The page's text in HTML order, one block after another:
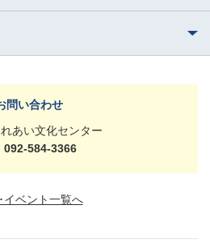
問い合わせ
あい文化センター
092-584-3366
イベント一覧へ